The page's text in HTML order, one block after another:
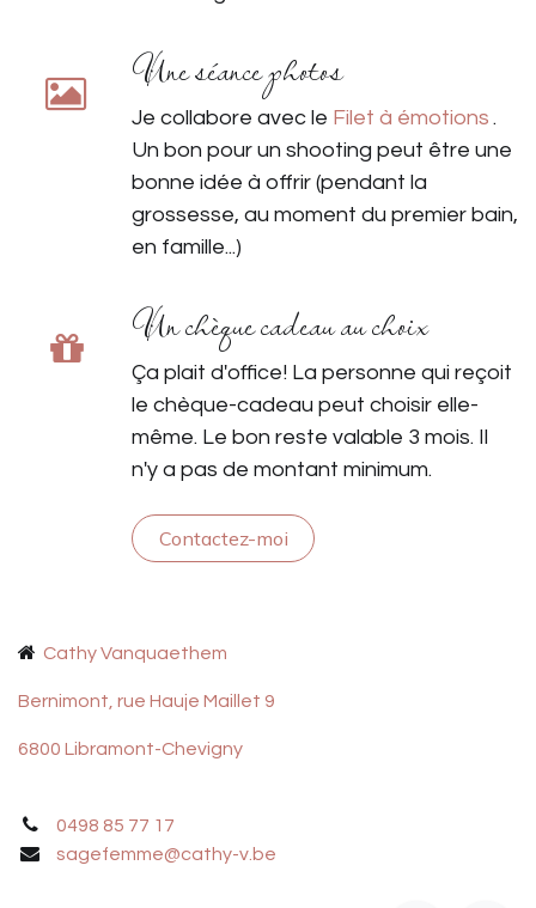
Une séance photos
Je collabore avec le Filet à émotions .
Un bon pour un shooting peut être une
bonne idée à offrir (pendant la
grossesse, au moment du premier bain,
en famille...)
Un chèque cadeau au choix
Ça plait d'office! La personne qui reçoit
le chèque-cadeau peut choisir elle-
même. Le bon reste valable 3 mois. Il
n'y a pas de montant minimum.
Contactez-moi
Cathy Vanquaethem
Bernimont, rue Hauje Maillet 9
6800 Libramont-Chevigny
0498 85 77 17
sagefemme@cathy-v.be